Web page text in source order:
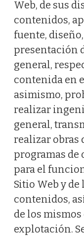
Web, de sus
contenidos,
fuente,
presentación
general,
contenida en
asimismo,
realizar
general,
realizar obras
programas de
para el
Sitio Web y
contenidos,
de los
explotación.